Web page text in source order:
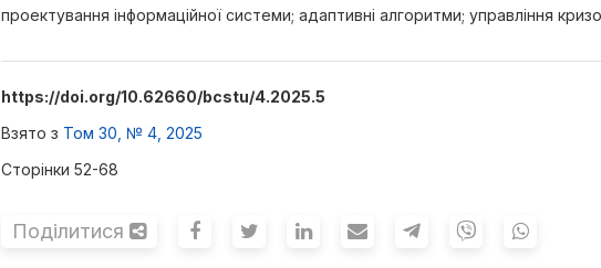
проектування інформаційної системи; адаптивні алгоритми; управління
https://doi.org/10.62660/bcstu/4.2025.5
Взято з Том 30, № 4, 2025
Сторінки 52-68
Поділитися